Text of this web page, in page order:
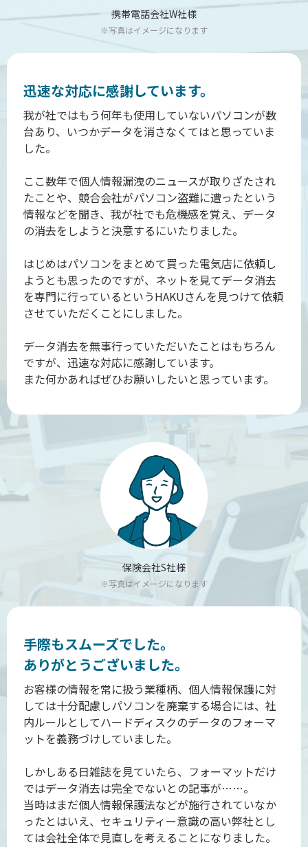
携帯電話会社W社様
※写真はイメージになります
迅速な対応に感謝しています。
我が社ではもう何年も使用していないパソコンが数
台あり、いつかデータを消さなくてはと思っていま
した。
ここ数年で個人情報漏洩のニュースが取りざたされ
たことや、競合会社がパソコン盗難に遭ったという
情報などを聞き、我が社でも危機感を覚え、データ
の消去をしようと決意するにいたりました。
はじめはパソコンをまとめて買った電気店に依頼し
ようとも思ったのですが、ネットを見てデータ消去
を専門に行っているというHAKUさんを見つけて依頼
させていただくことにしました。
データ消去を無事行っていただいたことはもちろん
ですが、迅速な対応に感謝しています。
また何かあればぜひお願いしたいと思っています。
保険会社S社様
※写真はイメージになります
手際もスムーズでした。
ありがとうございました。
お客様の情報を常に扱う業種柄、個人情報保護に対
しては十分配慮しパソコンを廃棄する場合には、社
内ルールとしてハードディスクのデータのフォーマ
ットを義務づけしていました。
しかしある日雑誌を見ていたら、フォーマットだけ
ではデータ消去は完全でないとの記事が……。
当時はまだ個人情報保護法などが施行されていなか
ったとはいえ、セキュリティー意識の高い弊社とし
ては会社全体で見直しを考えることになりました。